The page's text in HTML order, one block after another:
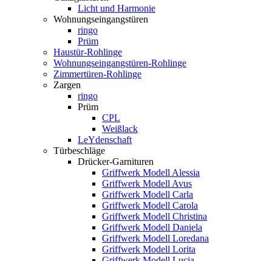
Licht und Harmonie
Wohnungseingangstüren
ringo
Prüm
Haustür-Rohlinge
Wohnungseingangstüren-Rohlinge
Zimmertüren-Rohlinge
Zargen
ringo
Prüm
CPL
Weißlack
LeYdenschaft
Türbeschläge
Drücker-Garnituren
Griffwerk Modell Alessia
Griffwerk Modell Avus
Griffwerk Modell Carla
Griffwerk Modell Carola
Griffwerk Modell Christina
Griffwerk Modell Daniela
Griffwerk Modell Loredana
Griffwerk Modell Lorita